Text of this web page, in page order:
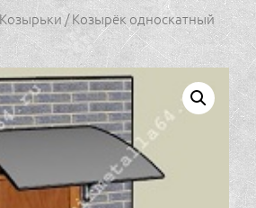
Козырьки/ Козырёк односкатный